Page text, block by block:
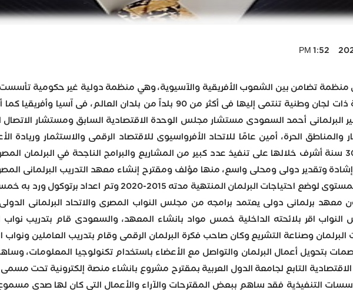
2023-
منظمة تضامن بين الشعوب الأفريقية والآسيوية، وهي منظمة دولية غير حكومية
أثر مؤتمر باندونج ١٩٥٥ ، ومنظمة ذات لجان وطنية تنتمى إليها فى أكثر من 90 بلداً
الخبير البرلمانى أحمد السعودى مستشار مجلس الوحدة الاقتصادية السابق ومستشار
والمناطق الحرة، أمين عامًا للاتحاد الأفرواسيوى للاقتصاد الرقمى والاستثمار وريادة
السعودى خبرة عملية تتجاوز الـ 30 سنة أشرف خلالها على تنفيذ عدد كبير من المشاريع والبرامج الناجحة في
وتقدير دولى ومحلى واسع، منها مؤلف ومقترح إنشاء معهد التدريب البرلمانى
بالسفر مع الوفد البرلمانى رفيع المستوى لوضع احتياجات البرلمان
معهد برلمانى دولى يعتمد برامجه من مجلس النواب المصرى والاتحاد البرلمانى
النواب اقر بلائحته الداخلية خمس مواد بانشاء المعهد، والسعودى قام بتدريب نواب
البرلمان وصناعة التشريع وكان صاحب فكرة البرلمان الرقمى وقام بتدريب العاملين ونواب
بتحويل أعمال البرلمان والتواصل مع الأعضاء باستخدام تكنولوجيا المعلومات،
التابع لجامعة الدول العربية بمقترح مشروع بانشاء منصة إلكترونية تحت مسمى
التنفيذية فقد ساهم ببعض المقترحات والآراء والأعمال التى كان لها صدى